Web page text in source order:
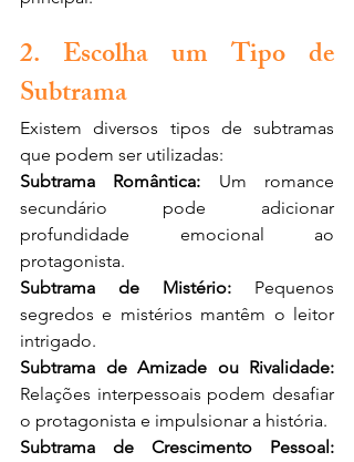
2. Escolha um Tipo de
Subtrama
Existem diversos tipos de subtramas
que podem ser utilizadas:
Subtrama Romântica: Um romance
secundário pode adicionar
profundidade emocional ao
protagonista.
Subtrama de Mistério: Pequenos
segredos e mistérios mantêm o leitor
intrigado.
Subtrama de Amizade ou Rivalidade:
Relações interpessoais podem desafiar
o protagonista e impulsionar a história.